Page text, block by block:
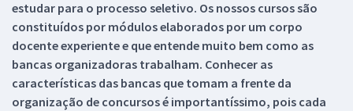
estudar para o processo seletivo. Os nossos cursos são
constituídos por módulos elaborados por um corpo
docente experiente e que entende muito bem como as
bancas organizadoras trabalham. Conhecer as
características das bancas que tomam a frente da
organização de concursos é importantíssimo, pois cada